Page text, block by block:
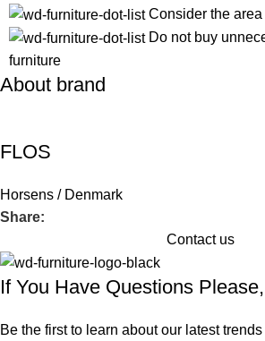
Consider the
Do not buy
furniture
About brand
FLOS
Horsens / Denmark
Share:
Contact us
If You Have Questions
Be the first to learn about our latest trends